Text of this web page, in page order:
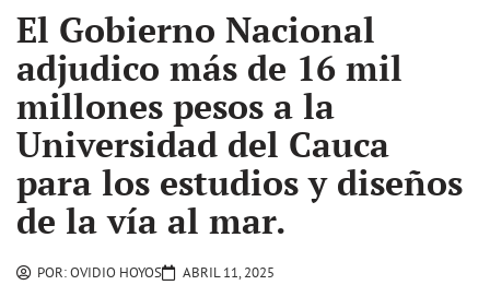
El Gobierno Nacional
adjudico más de 16 mil
millones pesos a la
Universidad del Cauca
para los estudios y diseños
de la vía al mar.
POR:OVIDIO HOYOS ABRIL 11, 2025